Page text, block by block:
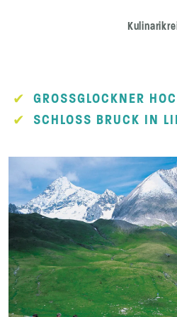
GROSSGLOCKNER
SCHLOSS BRUCK IN